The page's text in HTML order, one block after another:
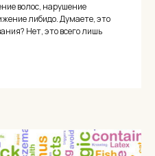
волос, нарушение
либидо. Думаете, это
Нет, это всего лишь